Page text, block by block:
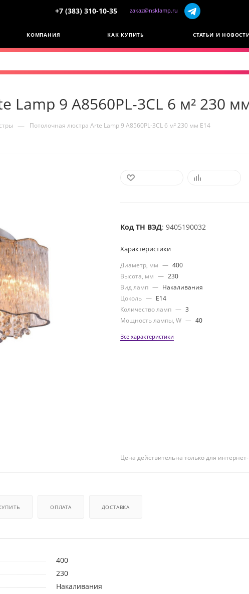
+7 (383) 310-10-35 zakaz@nsklamp.ru
КОМПАНИЯ КАК КУПИТЬ СТАТЬИ И
Lamp 9 A8560PL-3CL 6 м² 230
— Потолочная люстра Arte Lamp 9 A8560PL-3CL 6 м² 230 мм E14
Код ТН ВЭД: 9405190032
Характеристики
Диаметр, мм — 400
Высота, мм — 230
Вид ламп — Накаливания
Цоколь — E14
Количество ламп — 3
Мощность лампы, W — 40
Все характеристики
Цена действительна только для
ОПЛАТА ДОСТАВКА
400
230
Накаливания